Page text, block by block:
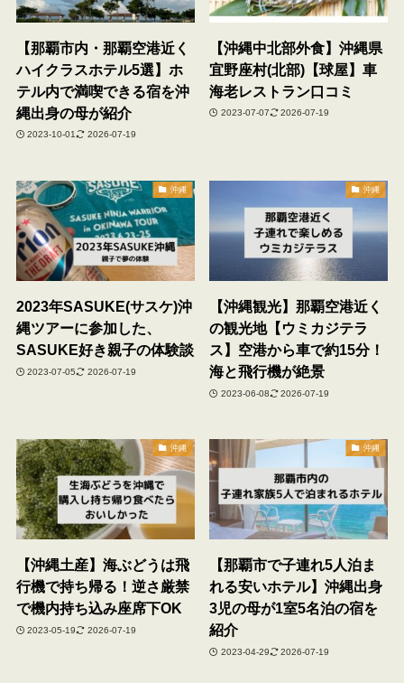
【那覇市内・那覇空港近く
ハイクラスホテル5選】ホ
テル内で満喫できる宿を沖
縄出身の母が紹介
2023-10-01 2026-07-19
【沖縄中北部外食】沖縄県
宜野座村(北部)【球屋】車
海老レストラン口コミ
2023-07-07 2026-07-19
沖縄
2023年SASUKE(サスケ)沖
縄ツアーに参加した、
SASUKE好き親子の体験談
2023-07-05 2026-07-19
沖縄
【沖縄観光】那覇空港近く
の観光地【ウミカジテラ
ス】空港から車で約15分！
海と飛行機が絶景
2023-06-08 2026-07-19
沖縄
【沖縄土産】海ぶどうは飛
行機で持ち帰る！逆さ厳禁
で機内持ち込み座席下OK
2023-05-19 2026-07-19
沖縄
【那覇市で子連れ5人泊ま
れる安いホテル】沖縄出身
3児の母が1室5名泊の宿を
紹介
2023-04-29 2026-07-19